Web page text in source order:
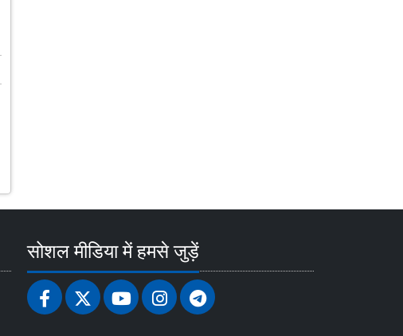
सोशल मीडिया में हमसे जुड़ें